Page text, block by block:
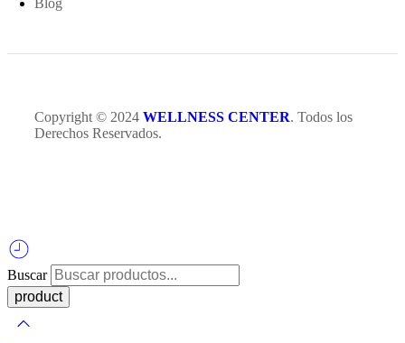
Blog
Copyright © 2024 WELLNESS CENTER. Todos los
Derechos Reservados.
Buscar